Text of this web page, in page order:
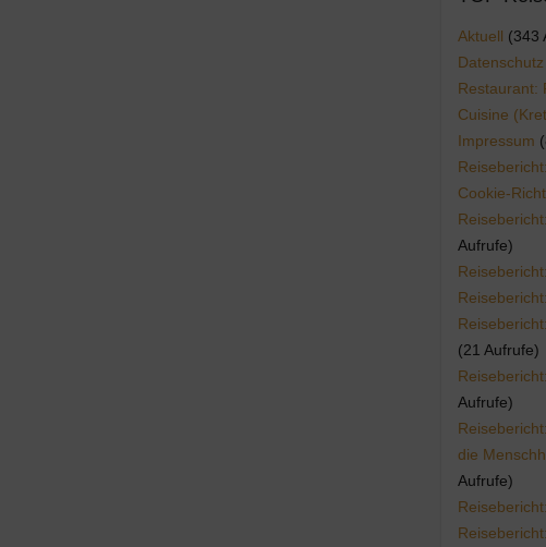
Aktuell (343
Restaurant:
Cuisine
Impressum
Cookie-
Aufrufe)
(21 Aufrufe)
Aufrufe)
die
Aufrufe)